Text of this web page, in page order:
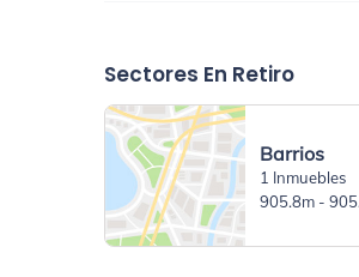
Sectores En Retiro
Barrios
1 Inmuebles
905.8m -